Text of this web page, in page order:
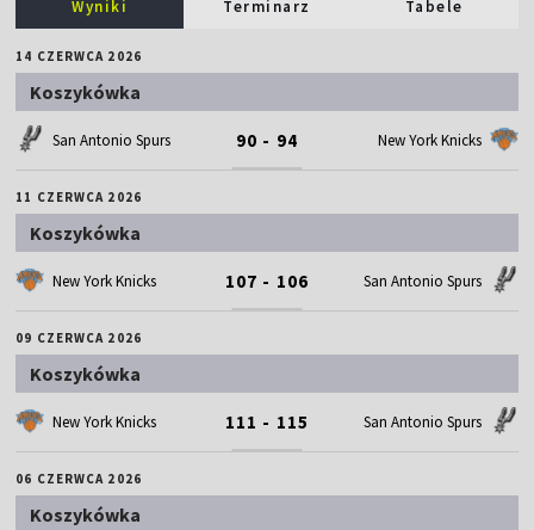
Wyniki Terminarz Tabele
14 CZERWCA 2026
Koszykówka
San Antonio Spurs 90 - 94 New York Knicks
11 CZERWCA 2026
Koszykówka
New York Knicks 107 - 106 San Antonio Spurs
09 CZERWCA 2026
Koszykówka
New York Knicks 111 - 115 San Antonio Spurs
06 CZERWCA 2026
Koszykówka